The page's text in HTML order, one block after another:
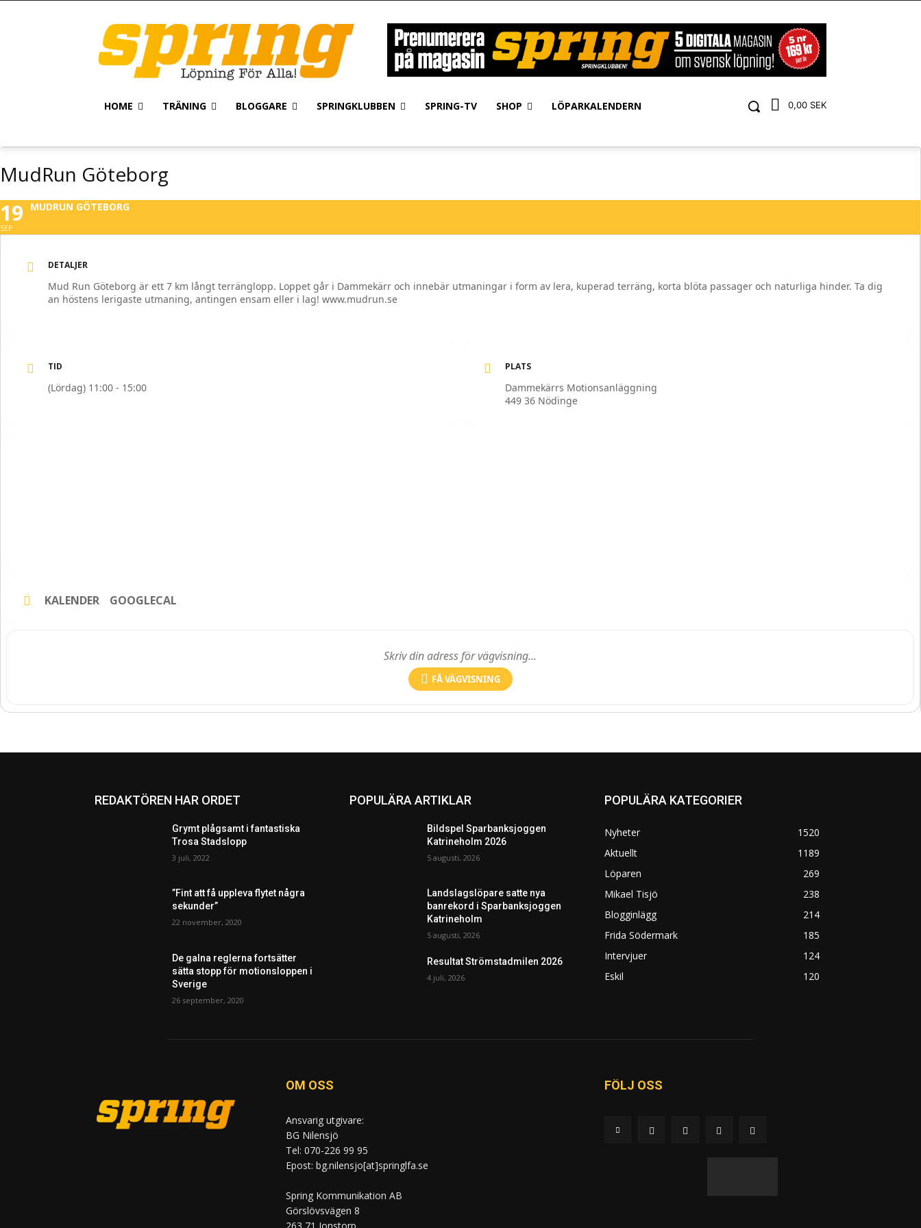
0,00 SEK
HOME TRÄNING BLOGGARE SPRINGKLUBBEN SPRING-TV SHOP LÖPARKALENDERN
MudRun Göteborg
19
SEP
MUDRUN GÖTEBORG
DETALJER
Mud Run Göteborg är ett 7 km långt terränglopp. Loppet går i Dammekärr och innebär utmaningar i form av lera, kuperad terräng, korta blöta passager och naturliga hinder. Ta dig
an höstens lerigaste utmaning, antingen ensam eller i lag! www.mudrun.se
TID
(Lördag) 11:00 - 15:00
PLATS
Dammekärrs Motionsanläggning
449 36 Nödinge
KALENDER GOOGLECAL
FÅ VÄGVISNING
REDAKTÖREN HAR ORDET
Grymt plågsamt i fantastiska
Trosa Stadslopp
3 juli, 2022
”Fint att få uppleva flytet några
sekunder”
22 november, 2020
De galna reglerna fortsätter
sätta stopp för motionsloppen i
Sverige
26 september, 2020
POPULÄRA ARTIKLAR
Bildspel Sparbanksjoggen
Katrineholm 2026
5 augusti, 2026
Landslagslöpare satte nya
banrekord i Sparbanksjoggen
Katrineholm
5 augusti, 2026
Resultat Strömstadmilen 2026
4 juli, 2026
POPULÄRA KATEGORIER
Nyheter
1520
Aktuellt
1189
Löparen
269
Mikael Tisjö
238
Blogginlägg
214
Frida Södermark
185
Intervjuer
124
Eskil
120
OM OSS
Ansvarig utgivare:
BG Nilensjö
Tel: 070-226 99 95
Epost: bg.nilensjo[at]springlfa.se
Spring Kommunikation AB
Görslövsvägen 8
263 71 Jonstorp
FÖLJ OSS